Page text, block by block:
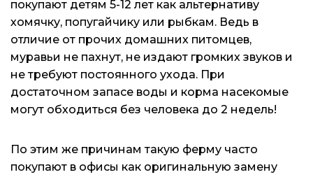
покупают детям 5-12 лет как альтернативу
хомячку, попугайчику или рыбкам. Ведь в
отличие от прочих домашних питомцев,
муравьи не пахнут, не издают громких звуков и
не требуют постоянного ухода. При
достаточном запасе воды и корма насекомые
могут обходиться без человека до 2 недель!
По этим же причинам такую ферму часто
покупают в офисы как оригинальную замену